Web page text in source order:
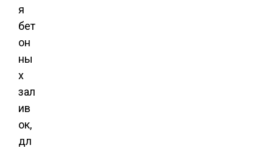
я
бет
он
ны
х
зал
ив
ок,
дл